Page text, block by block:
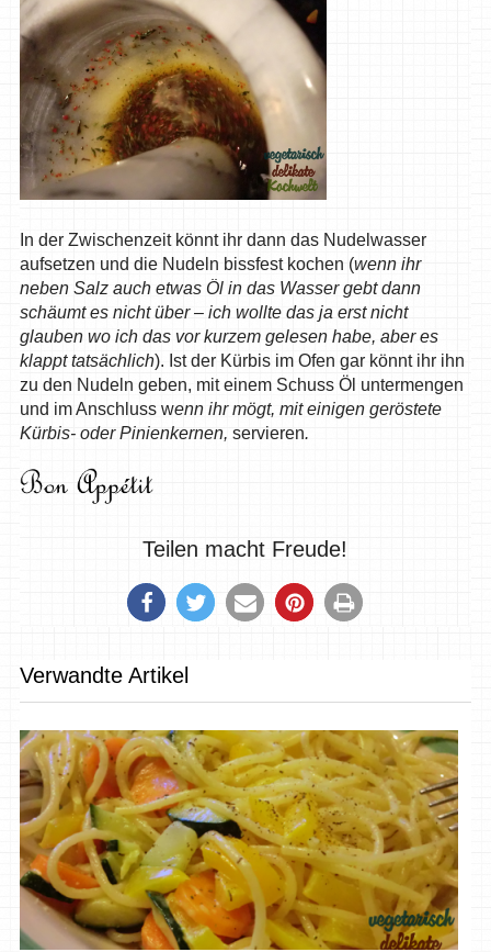
In der Zwischenzeit könnt ihr dann das Nudelwasser
aufsetzen und die Nudeln bissfest kochen (wenn ihr
neben Salz auch etwas Öl in das Wasser gebt dann
schäumt es nicht über – ich wollte das ja erst nicht
glauben wo ich das vor kurzem gelesen habe, aber es
klappt tatsächlich). Ist der Kürbis im Ofen gar könnt ihr ihn
zu den Nudeln geben, mit einem Schuss Öl untermengen
und im Anschluss wenn ihr mögt, mit einigen geröstete
Kürbis- oder Pinienkernen, servieren.
Teilen macht Freude!
Verwandte Artikel